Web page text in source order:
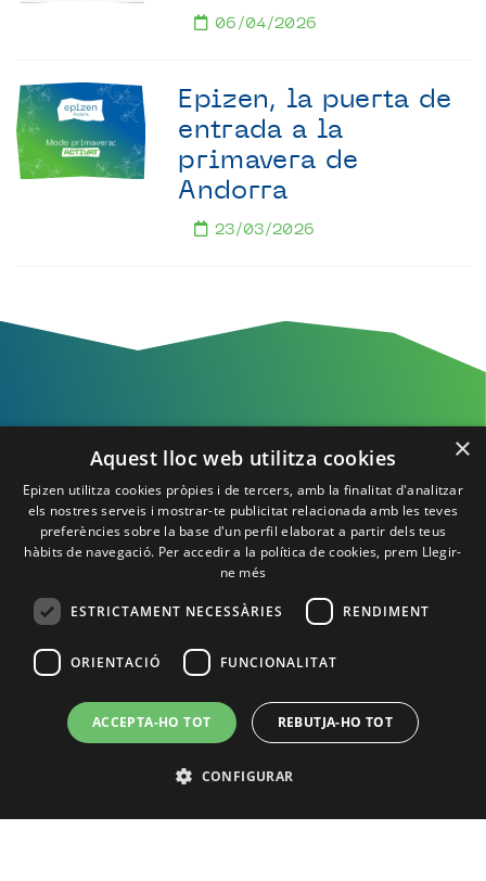
06/04/2026
Epizen, la puerta de
entrada a la
primavera de
Andorra
23/03/2026
¡Te esperamos en
Epizen!
Política de Privacidad
Política de cookies
Aviso Legal
Contacto
×
Aquest lloc web utilitza cookies
Epizen utilitza cookies pròpies i de tercers, amb la finalitat d'analitzar
els nostres serveis i mostrar-te publicitat relacionada amb les teves
preferències sobre la base d'un perfil elaborat a partir dels teus
hàbits de navegació. Per accedir a la política de cookies, prem Llegir-
ne més
ESTRICTAMENT NECESSÀRIES RENDIMENT
ORIENTACIÓ FUNCIONALITAT
ACCEPTA-HO TOT REBUTJA-HO TOT
CONFIGURAR